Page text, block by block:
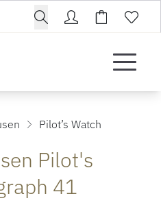
Pilot’s Watch
Pilot's
41